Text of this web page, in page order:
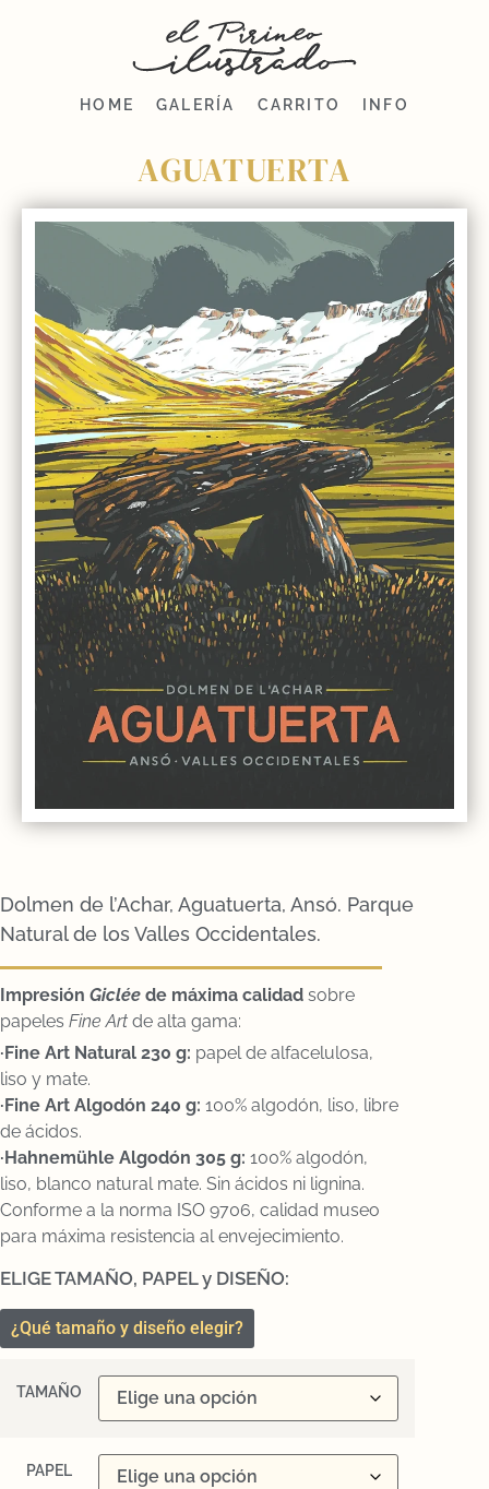
HOME GALERÍA CARRITO INFO
AGUATUERTA
Dolmen de l’Achar, Aguatuerta, Ansó. Parque
Natural de los Valles Occidentales.
Impresión Giclée de máxima calidad sobre
papeles Fine Art de alta gama:
·Fine Art Natural 230 g: papel de alfacelulosa,
liso y mate.
·Fine Art Algodón 240 g: 100% algodón, liso, libre
de ácidos.
·Hahnemühle Algodón 305 g: 100% algodón,
liso, blanco natural mate. Sin ácidos ni lignina.
Conforme a la norma ISO 9706, calidad museo
para máxima resistencia al envejecimiento.
ELIGE TAMAÑO, PAPEL y DISEÑO:
¿Qué tamaño y diseño elegir?
TAMAÑO
PAPEL